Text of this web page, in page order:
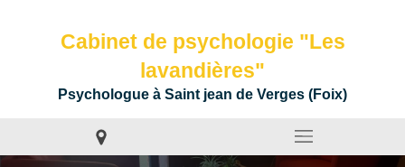
Cabinet de psychologie "Les
lavandières"
Psychologue à Saint jean de Verges (Foix)